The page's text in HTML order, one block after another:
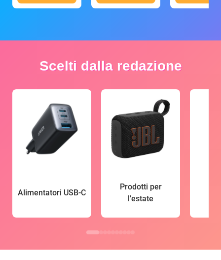
Scelti dalla redazione
Alimentatori USB-C
Prodotti per
l'estate